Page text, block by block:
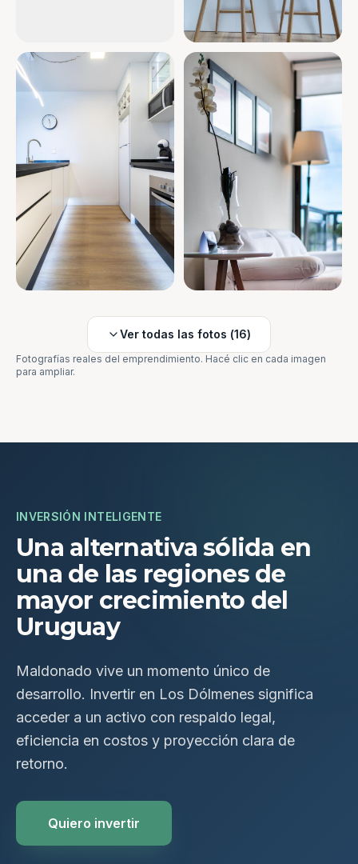
Ver todas las fotos (16)
Fotografías reales del emprendimiento. Hacé clic en cada imagen
para ampliar.
INVERSIÓN INTELIGENTE
Una alternativa sólida en
una de las regiones de
mayor crecimiento del
Uruguay
Maldonado vive un momento único de
desarrollo. Invertir en Los Dólmenes significa
acceder a un activo con respaldo legal,
eficiencia en costos y proyección clara de
retorno.
Quiero invertir